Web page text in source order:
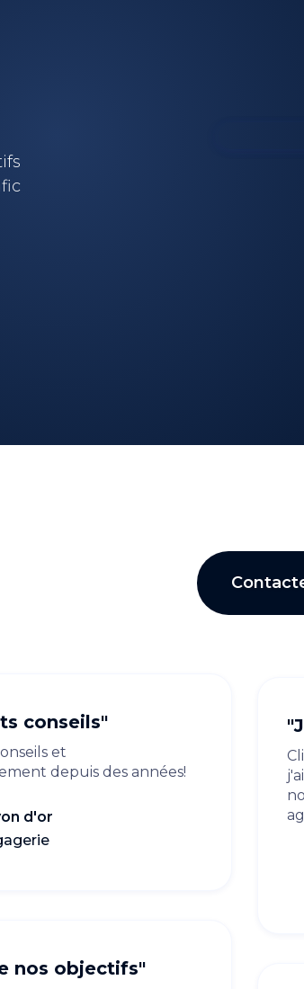
conseils"
et
depuis des années!
d'or
nos objectifs"